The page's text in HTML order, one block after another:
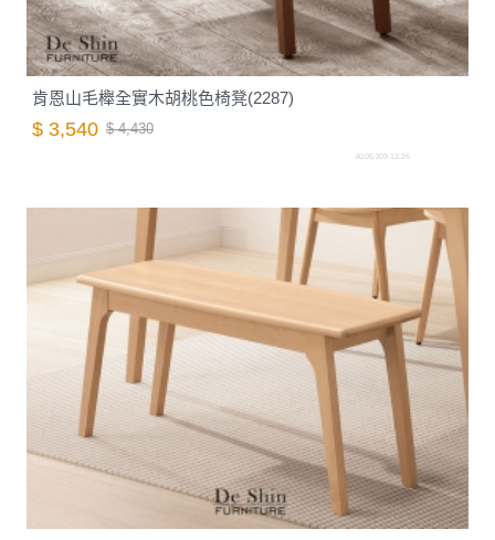
肯恩山毛櫸全實木胡桃色椅凳(2287)
$ 3,540 $ 4,430
A105.209-12.26